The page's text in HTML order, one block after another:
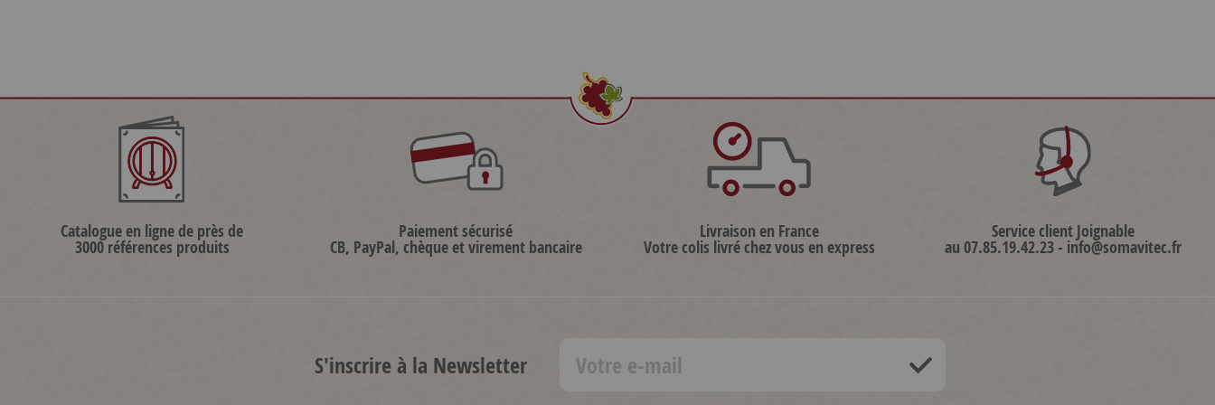
Catalogue en ligne de près de
3000 références produits
Paiement sécurisé
CB, PayPal, chèque et virement bancaire
Livraison en France
Votre colis livré chez vous en express
Service client Joignable
au 07.85.19.42.23 - info@somavitec.fr
S'inscrire à la Newsletter